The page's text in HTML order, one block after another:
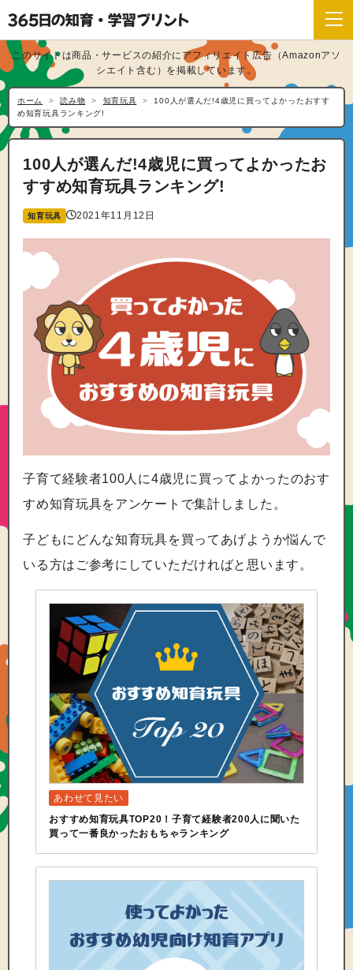
このサイトは商品・サービスの紹介にアフィリエイト広告（Amazonアソ
シエイト含む）を掲載しています。
ホーム 読み物 知育玩具
100人が選んだ!4歳児に買ってよかったおすす
め知育玩具ランキング!
100人が選んだ!4歳児に買ってよかったお
すすめ知育玩具ランキング!
知育玩具 2021年11月12日
子育て経験者100人に4歳児に買ってよかったのおす
すめ知育玩具をアンケートで集計しました。
子どもに どんな知育玩具を買ってあげようか悩んで
いる方はご参考にしていただければと思います。
おすすめ知育玩具TOP20！子育て経験者200人に聞いた
買って一番良かったおもちゃランキング